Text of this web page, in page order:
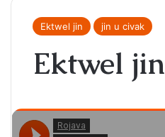
Ektwel jin jin u civak
Ektwel jin